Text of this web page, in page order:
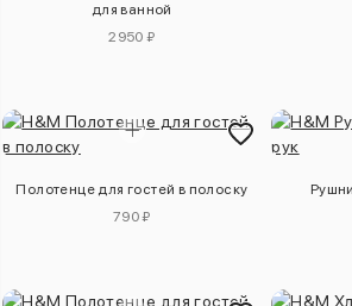
для ванной
2950 ₽
Полотенце для гостей в полоску
790 ₽